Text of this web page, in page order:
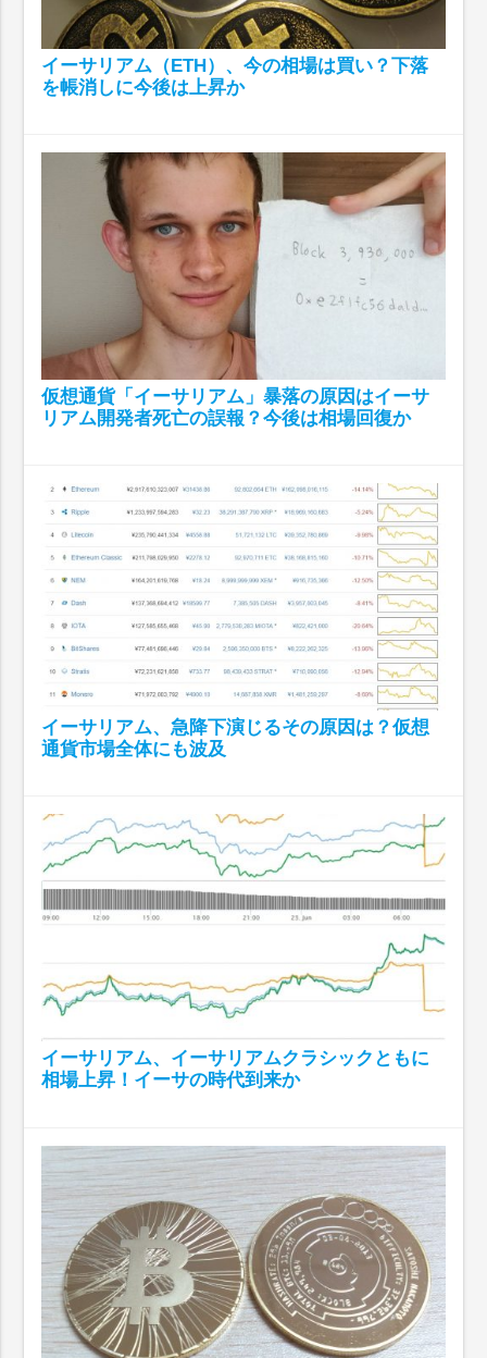
イーサリアム（ETH）、今の相場は買い？下落
を帳消しに今後は上昇か
仮想通貨「イーサリアム」暴落の原因はイーサ
リアム開発者死亡の誤報？今後は相場回復か
イーサリアム、急降下演じるその原因は？仮想
通貨市場全体にも波及
イーサリアム、イーサリアムクラシックともに
相場上昇！イーサの時代到来か